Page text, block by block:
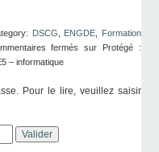
DSCG ENGDE
Formation
fermés
sur Protégé :
– informatique
Pour le lire, veuillez saisir